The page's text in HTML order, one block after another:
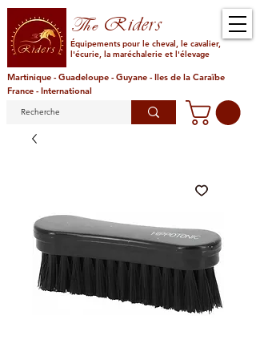
TheRiders
Équipements pour le cheval, le cavalier,
l'écurie, la maréchalerie et l'élevage
Martinique - Guadeloupe - Guyane - Iles de la Caraïbe
France - International